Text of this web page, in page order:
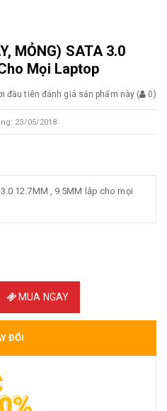
MỎNG) SATA 3.0
Mọi Laptop
đầu tiên đánh giá sản phẩm này ( 0)
23/05/2018
3.0 12.7MM , 9.5MM lắp cho mọi
MUA NGAY
ĐỔI